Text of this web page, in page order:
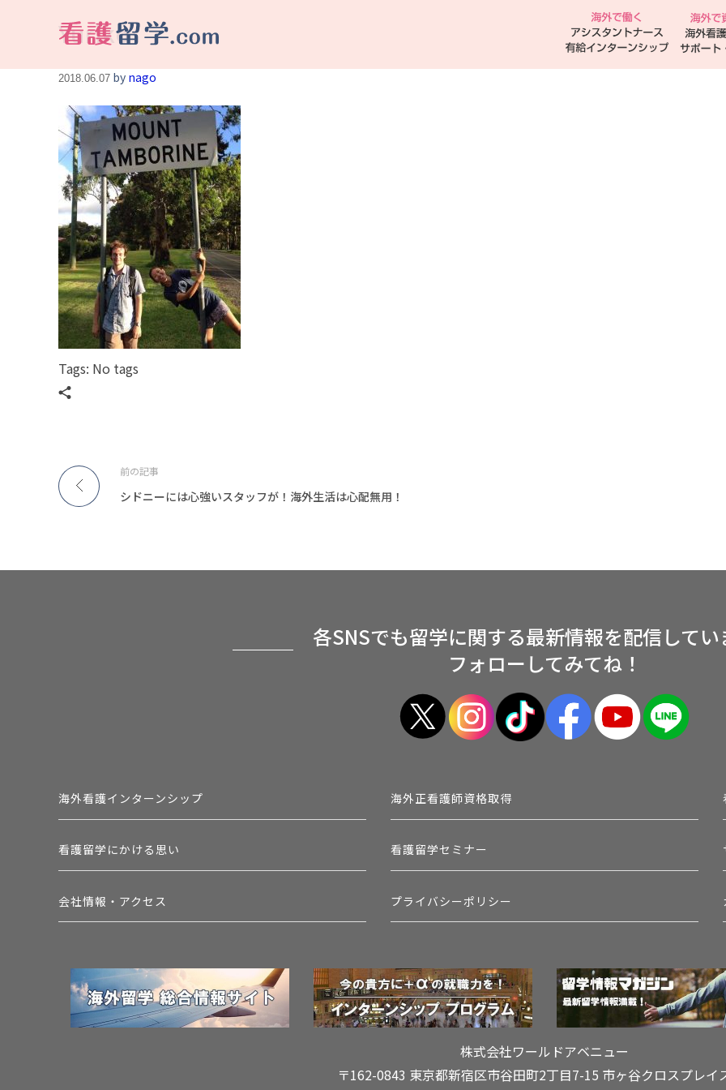
看護留学.com
World Avenueは海外就職、 永住を目指す看護留学をサポートします !
Yuriko
2018.06.07 by nago
Tags: No tags
前の記事
シドニーには心強いスタッフが！海外生活は心配無用！
各SNSでも留学に関する最新情報を配信してい
フォローしてみてね！
海外看護インターンシップ
看護留学にかける思い
会社情報・アクセス
海外正看護師資格取得
看護留学セミナー
プライバシーポリシー
株式会社ワールドアベニュー
〒162-0843 東京都新宿区市谷田町2丁目7-15 市ヶ谷クロスプレイ